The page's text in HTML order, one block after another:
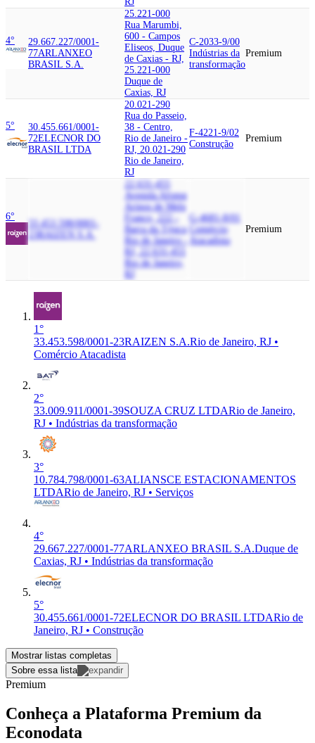
4°
29.667.227/0001-
77ARLANXEO
BRASIL S.A.
25.221-000
Rua Marumbi,
600 - Campos
Eliseos, Duque
de Caxias - RJ,
25.221-000
Duque de
Caxias, RJ
C-2033-9/00
Indústrias da
transformação
Premium
5°
30.455.661/0001-
72ELECNOR DO
BRASIL LTDA
20.021-290
Rua do Passeio,
38 - Centro,
Rio de Janeiro -
RJ, 20.021-290
Rio de Janeiro,
RJ
F-4221-9/02
Construção
Premium
6°
33.453.598/0001-
RAIZEN S.A.
22.631-455
Avenida Afonso
Arinos de Melo
Franco, 222 -
Barra da Tijuca,
Rio de Janeiro -
RJ, 22.631-455
Rio de Janeiro,
G-4681-8/01
Comércio
Atacadista
Premium
1°
33.453.598/0001-23RAIZEN S.A.Rio de Janeiro, RJ •
Comércio Atacadista
2°
33.009.911/0001-39SOUZA CRUZ LTDARio de Janeiro,
RJ • Indústrias da transformação
3°
10.784.798/0001-63ALIANSCE ESTACIONAMENTOS
LTDARio de Janeiro, RJ • Serviços
4°
29.667.227/0001-77ARLANXEO BRASIL S.A.Duque de
Caxias, RJ • Indústrias da transformação
5°
30.455.661/0001-72ELECNOR DO BRASIL LTDARio de
Janeiro, RJ • Construção
Mostrar listas completas
Sobre essa lista
Premium
Conheça a Plataforma Premium da
Econodata